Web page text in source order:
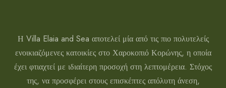
Η Villa Elaia and Sea αποτελεί μία από τις πιο πολυτελείς
ενοικιαζόμενες κατοικίες στο Χαροκοπιό Κορώνης, η οποία
έχει φτιαχτεί με ιδιαίτερη προσοχή στη λεπτομέρεια. Στόχος
της, να προσφέρει στους επισκέπτες απόλυτη άνεση,